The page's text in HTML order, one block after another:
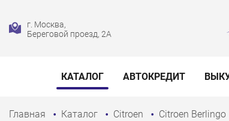
г. Москва,
Береговой проезд, 2А
КАТАЛОГ АВТОКРЕДИТ
Главная Каталог Citroen Citroen Berlingo